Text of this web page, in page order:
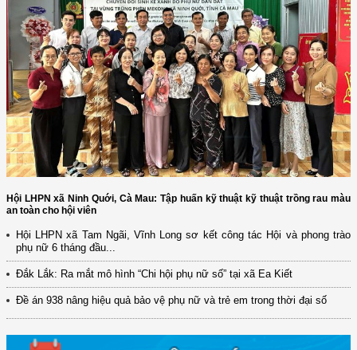
Hội LHPN xã Ninh Quới, Cà Mau: Tập huấn kỹ thuật kỹ thuật trồng rau màu
an toàn cho hội viên
Hội LHPN xã Tam Ngãi, Vĩnh Long sơ kết công tác Hội và phong trào
phụ nữ 6 tháng đầu...
Đắk Lắk: Ra mắt mô hình “Chi hội phụ nữ số” tại xã Ea Kiết
Đề án 938 nâng hiệu quả bảo vệ phụ nữ và trẻ em trong thời đại số
(12/TB-HĐKH) V/v đăng ký, đề xuất nhiệm vụ Khoa học, công nghệ và
đổi mới ...
(898/KH/ĐCT) Kế hoạch thực hiện Quyết định số 2415/QĐ-TTg ngày
31/10/2025 ...
xây dựng ...